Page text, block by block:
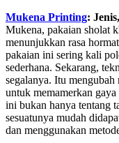
Mukena Printing:
Mukena, pakaian sholat
menunjukkan rasa
pakaian ini sering kali
sederhana. Sekarang,
segalanya. Itu mengubah
untuk memamerkan
ini bukan hanya tentang
sesuatunya mudah
dan menggunakan